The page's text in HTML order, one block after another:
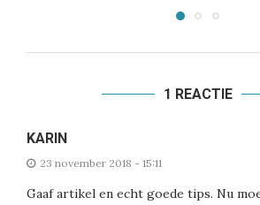
1 REACTIE
KARIN
23 november 2018 - 15:11
Gaaf artikel en echt goede tips. Nu